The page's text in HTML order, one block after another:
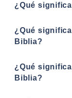
¿Qué
¿Qué
Biblia?
¿Qué
Biblia?